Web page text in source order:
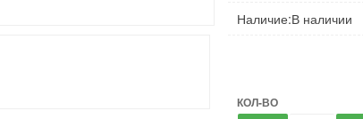
Наличие:В наличии
КОЛ-ВО